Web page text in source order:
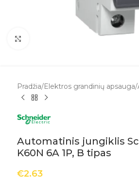
Spustelėkite, kad padidintumėte
Pradžia/Elektros grandinių apsauga/
Automatinis jungiklis
K60N 6A 1P, B tipas
€2.63